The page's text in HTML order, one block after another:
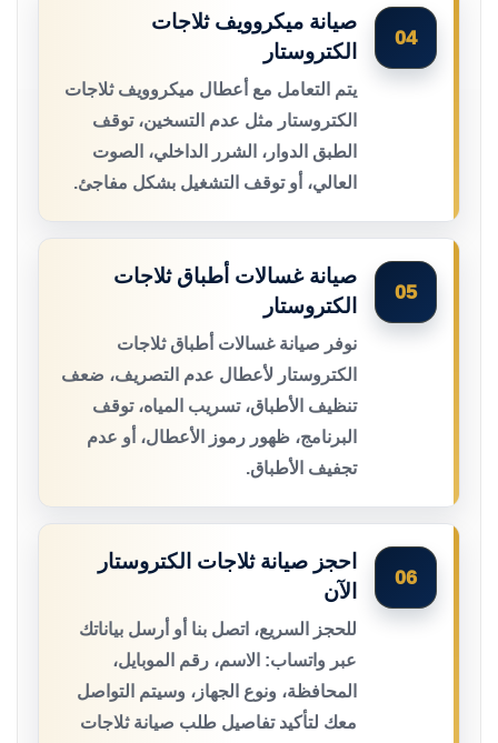
04
صيانة ميكروويف ثلاجات
الكتروستار
يتم التعامل مع أعطال ميكروويف ثلاجات
الكتروستار مثل عدم التسخين، توقف
الطبق الدوار، الشرر الداخلي، الصوت
العالي، أو توقف التشغيل بشكل مفاجئ.
05
صيانة غسالات أطباق ثلاجات
الكتروستار
نوفر صيانة غسالات أطباق ثلاجات
الكتروستار لأعطال عدم التصريف، ضعف
تنظيف الأطباق، تسريب المياه، توقف
البرنامج، ظهور رموز الأعطال، أو عدم
تجفيف الأطباق.
06
احجز صيانة ثلاجات الكتروستار
الآن
للحجز السريع، اتصل بنا أو أرسل بياناتك
عبر واتساب: الاسم، رقم الموبايل،
المحافظة، ونوع الجهاز، وسيتم التواصل
معك لتأكيد تفاصيل طلب صيانة ثلاجات